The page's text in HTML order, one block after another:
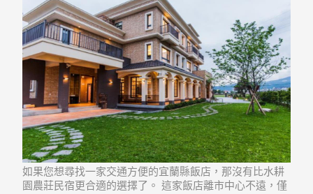
如果您想尋找一家交通方便的宜蘭縣飯店，那沒有比水耕
園農莊民宿更合適的選擇了。 這家飯店離市中心不遠，僅